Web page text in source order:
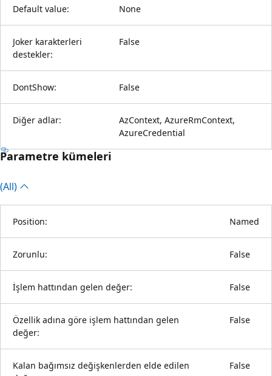
Default value: None
Joker karakterleri
destekler:
False
DontShow: False
Diğer adlar:
AzContext, AzureRmContext,
AzureCredential
Parametre kümeleri
(All)
Position: Named
Zorunlu: False
İşlem hattından gelen değer: False
Özellik adına göre işlem hattından gelen
değer:
False
Kalan bağımsız değişkenlerden elde edilen
False